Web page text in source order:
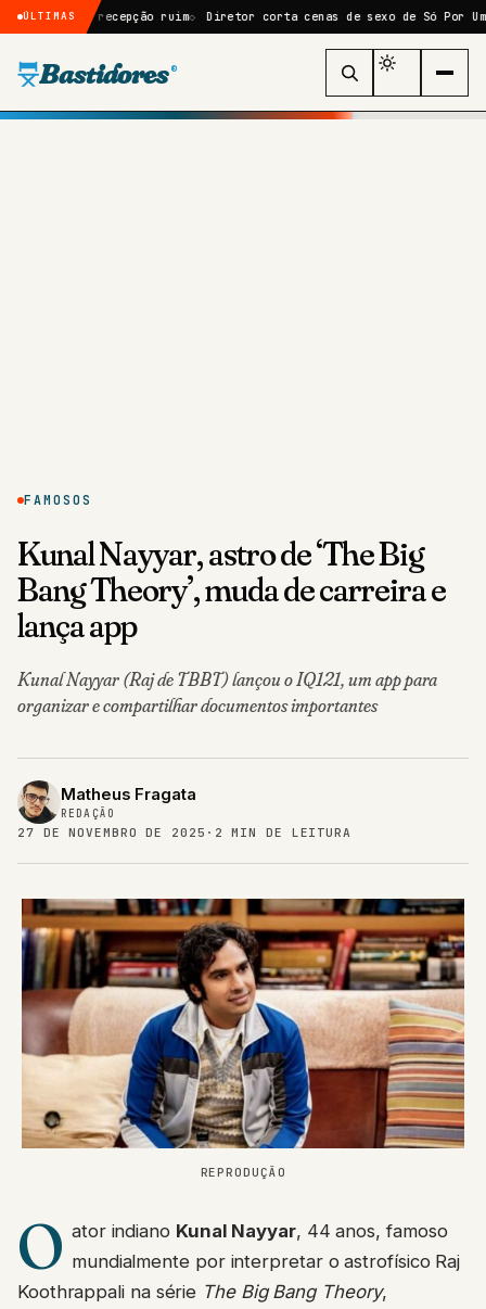
ÚLTIMAS
após recepção ruim Diretor corta cenas de sexo de Só Por Uma Noite
Bastidores ®
FAMOSOS
Kunal Nayyar, astro de ‘The Big
Bang Theory’, muda de carreira e
lança app
Kunal Nayyar (Raj de TBBT) lançou o IQ121, um app para
organizar e compartilhar documentos importantes
Matheus Fragata
REDAÇÃO
27 DE NOVEMBRO DE 2025 · 2 MIN DE LEITURA
REPRODUÇÃO
O ator indiano Kunal Nayyar, 44 anos, famoso
mundialmente por interpretar o astrofísico Raj
Koothrappali na série The Big Bang Theory,